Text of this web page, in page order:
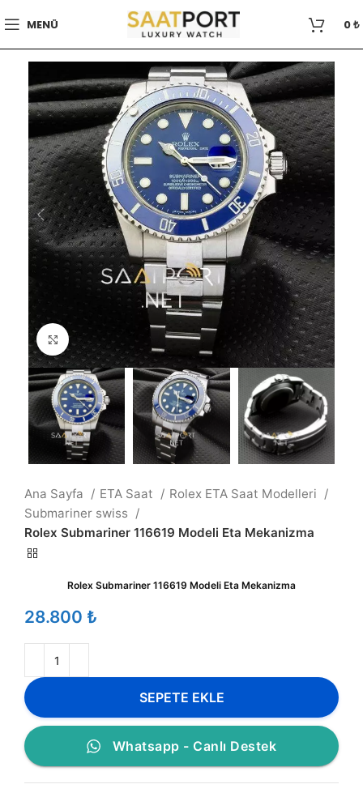
MENÜ 0₺
Büyütmek için tıklayın
Ana Sayfa ETA Saat
Rolex ETA Saat Modelleri
Submariner swiss
Rolex Submariner 116619 Modeli Eta Mekanizma
Rolex Submariner 116619 Modeli Eta Mekanizma
₺
SEPETE EKLE
Whatsapp - Canlı Destek